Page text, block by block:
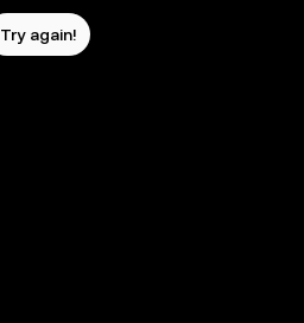
Try again!